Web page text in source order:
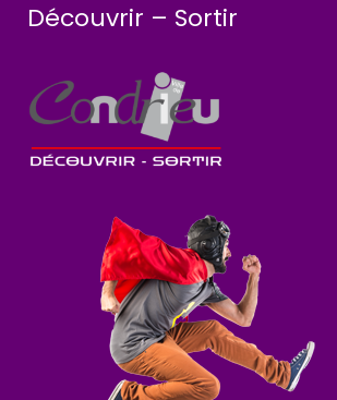
Découvrir – Sortir